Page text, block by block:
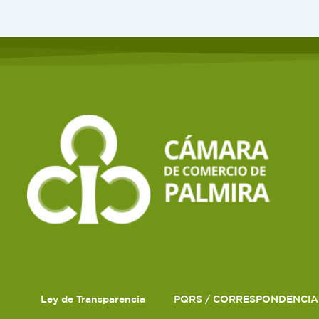
Ley de Transparencia PQRS / CORRESPONDENCIA